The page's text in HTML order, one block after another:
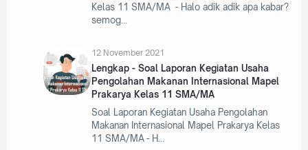
Kelas 11 SMA/MA - Halo adik adik apa kabar?
semog
12 November 2021
Lengkap - Soal Laporan Kegiatan Usaha
Pengolahan Makanan Internasional Mapel
Prakarya Kelas 11 SMA/MA
Soal Laporan Kegiatan Usaha Pengolahan
Makanan Internasional Mapel Prakarya Kelas
11 SMA/MA - H